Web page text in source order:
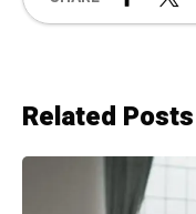
Related Posts